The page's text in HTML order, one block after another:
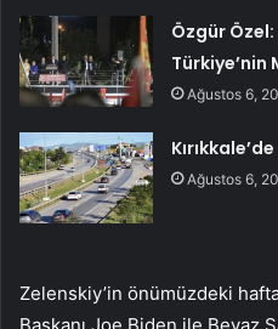
Özgür
Ağustos 6,
Ağustos 6,
Zelenskiy’in önümüzdeki
Başkanı Joe Biden ile Beyaz